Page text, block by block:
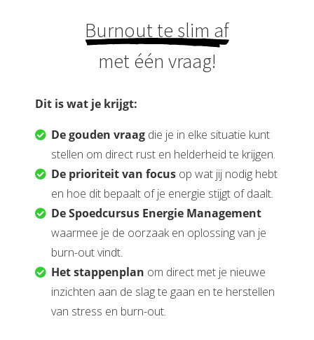
Burnout te slim af
met één vraag!
Dit is wat je krijgt:
De gouden vraag die je in elke situatie kunt
stellen om direct rust en helderheid te krijgen.
De prioriteit van focus op wat jij nodig hebt
en hoe dit bepaalt of je energie stijgt of daalt.
De Spoedcursus Energie Management
waarmee je de oorzaak en oplossing van je
burn-out vindt.
Het stappenplan om direct met je nieuwe
inzichten aan de slag te gaan en te herstellen
van stress en burn-out.